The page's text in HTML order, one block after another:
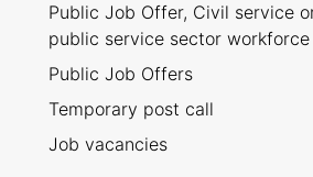
Public Job Offer, Civil service
public service sector workforce
Public Job Offers
Temporary post call
Job vacancies